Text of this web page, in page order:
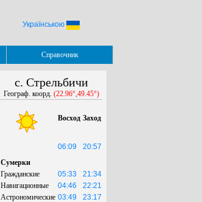
Українською
Справочник
с. Стрельбичи
Географ. коорд. (22.96°,49.45°)
Восход Заход
06:09
20:57
Сумерки
Гражданские
05:33
21:34
Навигационные
04:46
22:21
Астрономические 03:49 23:17